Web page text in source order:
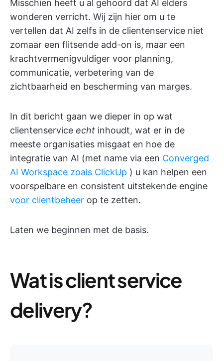
Misschien heeft u al gehoord dat AI elders
wonderen verricht. Wij zijn hier om u te
vertellen dat AI zelfs in de clientenservice niet
zomaar een flitsende add-on is, maar een
krachtvermenigvuldiger voor planning,
communicatie, verbetering van de
zichtbaarheid en bescherming van marges.
In dit bericht gaan we dieper in op wat
clientenservice echt inhoudt, wat er in de
meeste organisaties misgaat en hoe de
integratie van AI (met name via een Converged
AI Workspace zoals ClickUp ) u kan helpen een
voorspelbare en consistent uitstekende engine
voor clientbeheer op te zetten.
Laten we beginnen met de basis.
Wat is client service
delivery?